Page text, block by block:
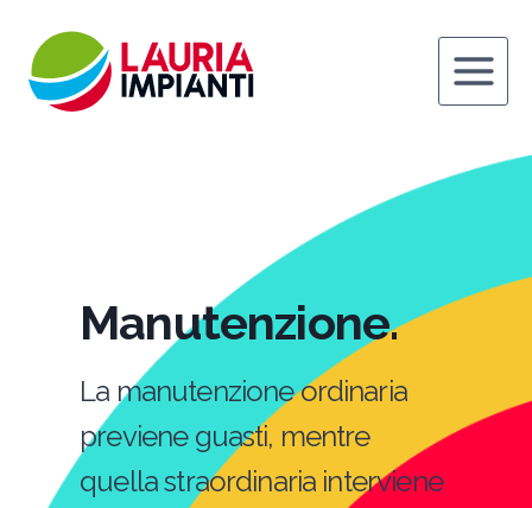
contenuto
Manutenzione.
La manutenzione ordinaria
previene guasti, mentre
quella straordinaria interviene